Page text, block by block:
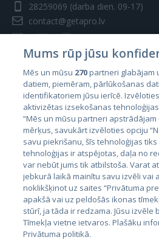
28259069 (darba dien. 09-17)
contact@getapro.lv
Valstis
Igaunija
Latvija
Lietuva
Mums rūp jūsu
Mēs un mūsu 270partneri glabājam
datiem, piemēram, pārlūkošanas
identifikatoriem jūsu ierīcē.
aktivizētas izsekošanas
“Mēs un mūsu partneri
mērķus, savukārt izvēloties opciju
savu piekrišanu, šīs tehnoloģijas
tehnoloģijas ir atspējotas, daļa no
var nebūt jums tik atbilstoša. Varat
jebkurā laikā mainītu savu izvēli vai
noklikšķinot uz saites “Privātuma
apakšā vai uz peldošās ikonas
stūrī, ja tāda ir redzama. Jūsu
Tīmekļa vietne ietvaros. Plašāku
Privātuma politikā.